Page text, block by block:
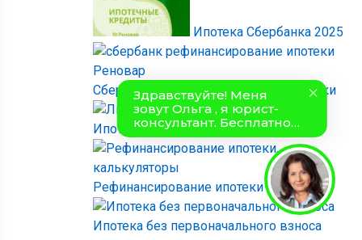
Ипотека Сбербанка 2025
Сбербанк — рефинансирование ипотеки
Ипотека Господдержка 2020 под 6%
Рефинансирование ипотеки
Ипотека без первоначального взноса